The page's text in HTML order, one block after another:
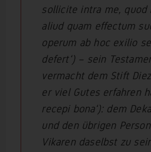
sollicite intra me, quod
aliud quam effectum
operum ab hoc exilio
defert‘) – sein
vermacht dem Stift
er viel Gutes erfahren
recepi bona‘): dem
und den übrigen
Vikaren daselbst zu